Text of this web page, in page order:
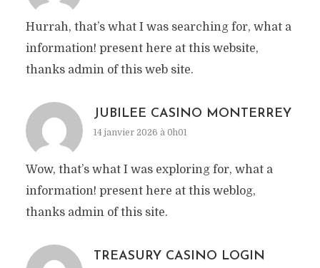
Hurrah, that’s what I was searching for, what a
information! present here at this website,
thanks admin of this web site.
JUBILEE CASINO MONTERREY
14 janvier 2026 à 0h01
Wow, that’s what I was exploring for, what a
information! present here at this weblog,
thanks admin of this site.
TREASURY CASINO LOGIN